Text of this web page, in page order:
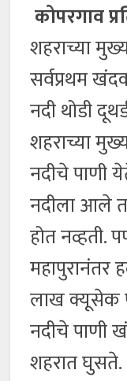
कोपरगाव
शहराच्या
सर्वप्रथम
नदी थोडी
शहराच्या
नदीचे पाणी
नदीला आले
होत नव्हती.
महापुरानंतर
लाख क्यूसेक
नदीचे पाणी
शहरात घुसते.